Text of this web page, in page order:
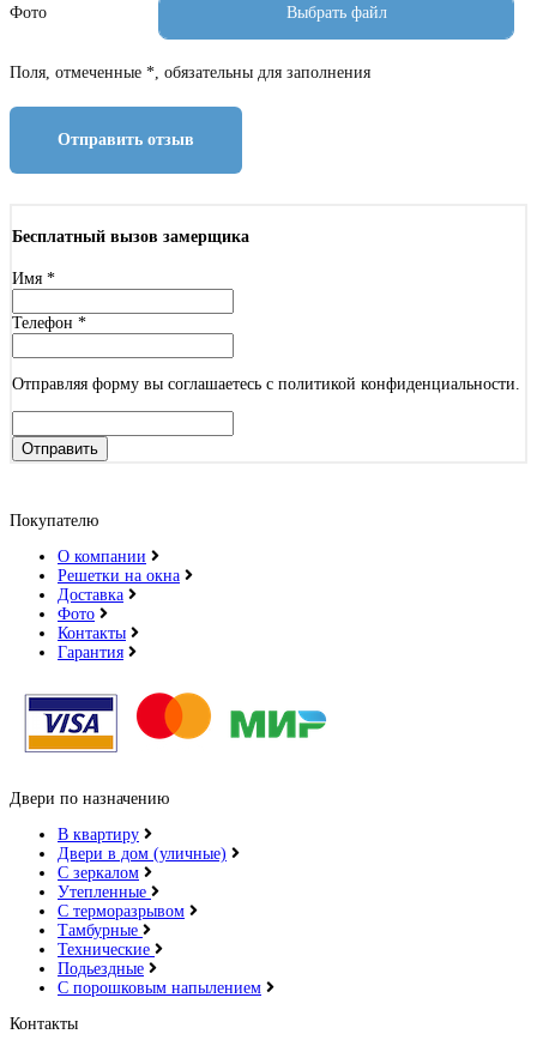
Фото
Поля, отмеченные *, обязательны для заполнения
Отправить отзыв
Бесплатный вызов замерщика
Имя *
Телефон *
Отправляя форму вы соглашаетесь с политикой конфиденциальности.
Отправить
Покупателю
О компании
Решетки на окна
Доставка
Фото
Контакты
Гарантия
Двери по назначению
В квартиру
Двери в дом (уличные)
С зеркалом
Утепленные
С терморазрывом
Тамбурные
Технические
Подьездные
С порошковым напылением
Контакты